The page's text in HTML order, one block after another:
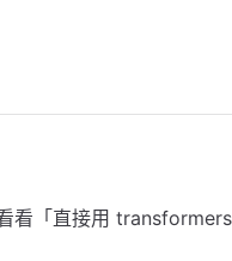
看「直接用